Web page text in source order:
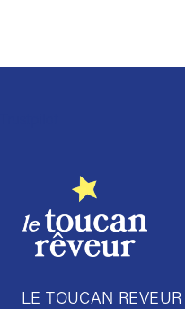
LE TOUCAN REVEUR